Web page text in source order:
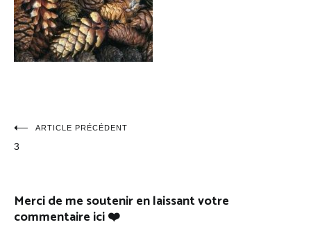
Navigation
de
ARTICLE PRÉCÉDENT
3
Merci de me soutenir en laissant votre
commentaire ici ❤️